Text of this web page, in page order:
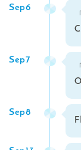
Sep6
Sep7
Sep8